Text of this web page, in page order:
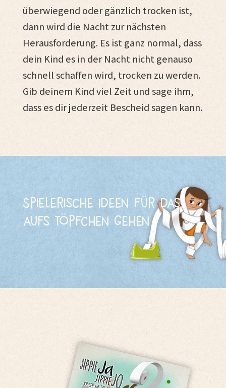
überwiegend oder gänzlich trocken ist,
dann wird die Nacht zur nächsten
Herausforderung. Es ist ganz normal, dass
dein Kind es in der Nacht nicht genauso
schnell schaffen wird, trocken zu werden.
Gib deinem Kind viel Zeit und sage ihm,
dass es dir jederzeit Bescheid sagen kann.
Spielerische Ideen für das
aufs Töpfchen gehen